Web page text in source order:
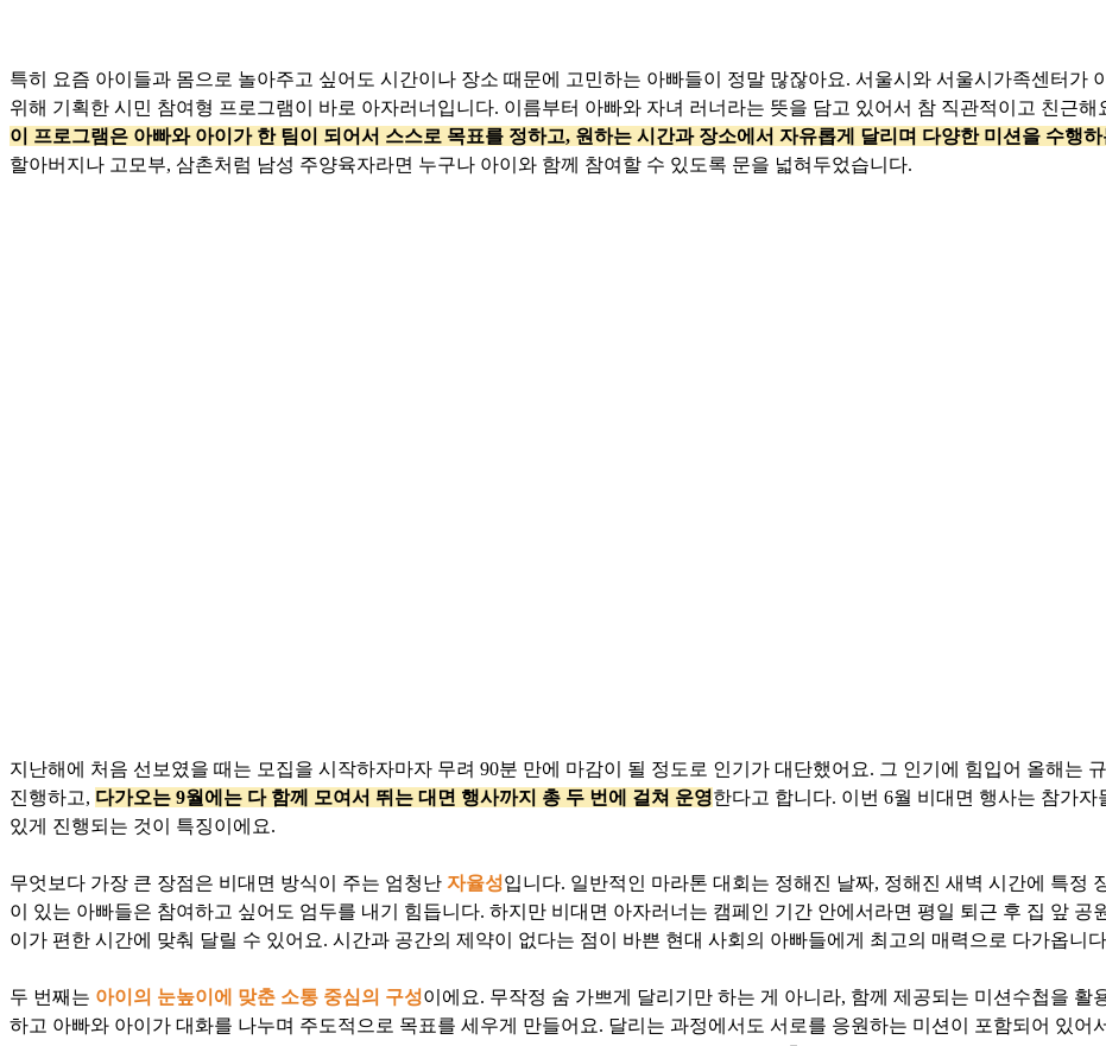
특히 요즘 아이들과 몸으로 놀아주고 싶어도 시간이나 장소 때문에 고민하는 아빠들이 정말 많잖아요. 서울시와 서울시가족센터가
위해 기획한 시민 참여형 프로그램이 바로 아자러너입니다. 이름부터 아빠와 자녀 러너라는 뜻을 담고 있어서 참 직관적이고 친근해
이 프로그램은 아빠와 아이가 한 팀이 되어서 스스로 목표를 정하고, 원하는 시간과 장소에서 자유롭게 달리며 다양한 미션을 수행
할아버지나 고모부, 삼촌처럼 남성 주양육자라면 누구나 아이와 함께 참여할 수 있도록 문을 넓혀두었습니다.
지난해에 처음 선보였을 때는 모집을 시작하자마자 무려 90분 만에 마감이 될 정도로 인기가 대단했어요. 그 인기에 힘입어 올해는
진행하고, 다가오는 9월에는 다 함께 모여서 뛰는 대면 행사까지 총 두 번에 걸쳐 운영한다고 합니다. 이번 6월 비대면 행사는 참가
있게 진행되는 것이 특징이에요.
무엇보다 가장 큰 장점은 비대면 방식이 주는 엄청난 자율성입니다. 일반적인 마라톤 대회는 정해진 날짜, 정해진 새벽 시간에 특정
이 있는 아빠들은 참여하고 싶어도 엄두를 내기 힘듭니다. 하지만 비대면 아자러너는 캠페인 기간 안에서라면 평일 퇴근 후 집 앞
이가 편한 시간에 맞춰 달릴 수 있어요. 시간과 공간의 제약이 없다는 점이 바쁜 현대 사회의 아빠들에게 최고의 매력으로 다가옵니
두 번째는 아이의 눈높이에 맞춘 소통 중심의 구성이에요. 무작정 숨 가쁘게 달리기만 하는 게 아니라, 함께 제공되는 미션수첩을
하고 아빠와 아이가 대화를 나누며 주도적으로 목표를 세우게 만들어요. 달리는 과정에서도 서로를 응원하는 미션이 포함되어 있